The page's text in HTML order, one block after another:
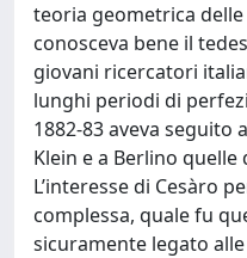
teoria geometrica
conosceva bene il
giovani ricercatori
lunghi periodi di
1882-83 aveva seguito
Klein e a Berlino
L’interesse di Cesàro
complessa, quale fu
sicuramente legato